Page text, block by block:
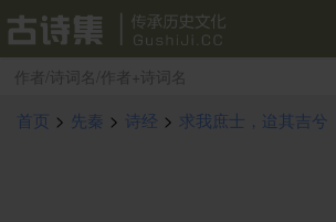
首页 > 先秦 > 诗经 > 求我庶士，迨其吉兮